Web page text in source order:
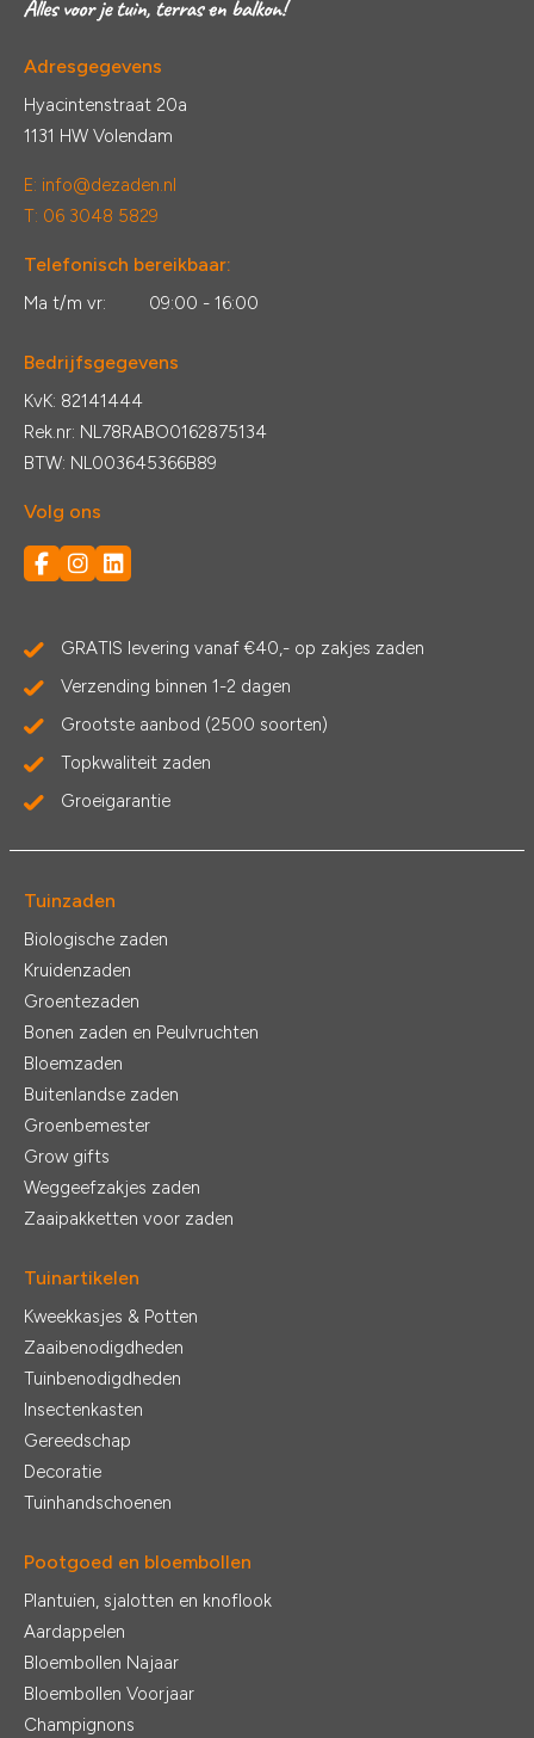
Adresgegevens
Hyacintenstraat 20a
1131 HW Volendam
E: info@dezaden.nl
T: 06 3048 5829
Telefonisch bereikbaar:
Ma t/m vr: 09:00 - 16:00
Bedrijfsgegevens
KvK: 82141444
Rek.nr: NL78RABO0162875134
BTW: NL003645366B89
Volg ons
GRATIS levering vanaf €40,- op zakjes zaden
Verzending binnen 1-2 dagen
Grootste aanbod (2500 soorten)
Topkwaliteit zaden
Groeigarantie
Tuinzaden
Biologische zaden
Kruidenzaden
Groentezaden
Bonen zaden en Peulvruchten
Bloemzaden
Buitenlandse zaden
Groenbemester
Grow gifts
Weggeefzakjes zaden
Zaaipakketten voor zaden
Tuinartikelen
Kweekkasjes & Potten
Zaaibenodigdheden
Tuinbenodigdheden
Insectenkasten
Gereedschap
Decoratie
Tuinhandschoenen
Pootgoed en bloembollen
Plantuien, sjalotten en knoflook
Aardappelen
Bloembollen Najaar
Bloembollen Voorjaar
Champignons